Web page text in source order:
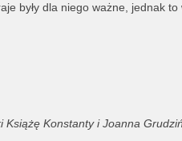
były dla niego ważne, jednak
Książę Konstanty i Joanna